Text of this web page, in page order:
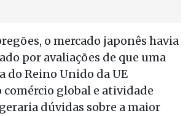
o mercado japonês havia
por avaliações de que uma
do Reino Unido da UE
global e atividade
dúvidas sobre a maior